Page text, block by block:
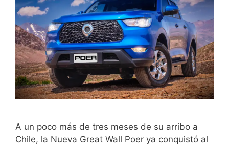
A un poco más de tres meses de su arribo a
Chile, la Nueva Great Wall Poer ya conquistó al